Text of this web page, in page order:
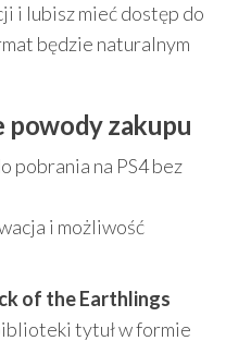
i lubisz mieć dostęp do
będzie naturalnym
powody zakupu
pobrania na PS4 bez
i możliwość
of the Earthlings
tytuł w formie